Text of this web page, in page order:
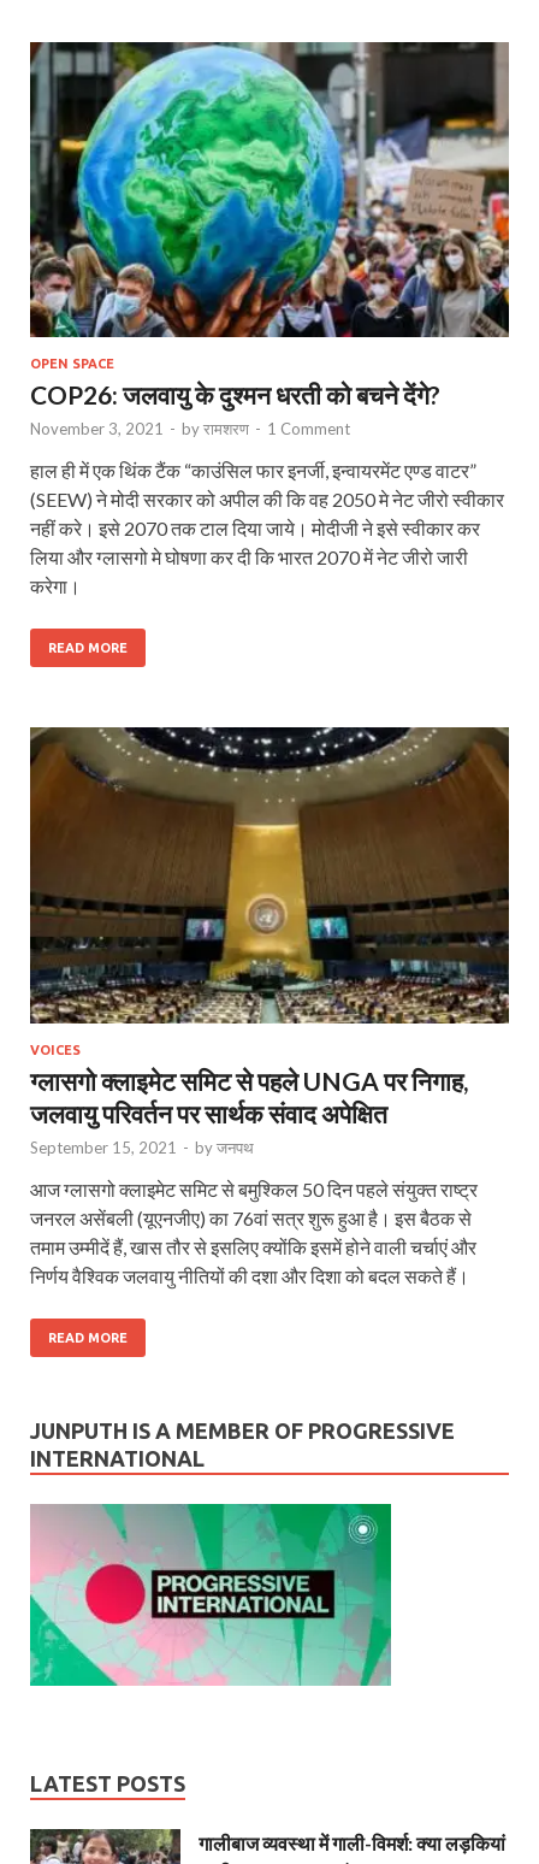
OPEN SPACE
COP26: जलवायु के दुश्मन धरती को बचने देंगे?
November 3, 2021 - byरामशरण - 1 Comment
हाल ही में एक थिंक टैंक “काउंसिल फार इनर्जी, इन्वायरमेंट एण्ड वाटर”
(SEEW) ने मोदी सरकार को अपील की कि वह 2050 मे नेट जीरो स्वीकार
नहीं करे। इसे 2070 तक टाल दिया जाये। मोदीजी ने इसे स्वीकार कर
लिया और ग्लासगो मे घोषणा कर दी कि भारत 2070 में नेट जीरो जारी
करेगा।
READ MORE
VOICES
ग्लासगो क्लाइमेट समिट से पहले UNGA पर निगाह,
जलवायु परिवर्तन पर सार्थक संवाद अपेक्षित
September 15, 2021 - byजनपथ
आज ग्लासगो क्लाइमेट समिट से बमुश्किल 50 दिन पहले संयुक्त राष्ट्र
जनरल असेंबली (यूएनजीए) का 76वां सत्र शुरू हुआ है। इस बैठक से
तमाम उम्मीदें हैं, खास तौर से इसलिए क्योंकि इसमें होने वाली चर्चाएं और
निर्णय वैश्विक जलवायु नीतियों की दशा और दिशा को बदल सकते हैं।
READ MORE
JUNPUTH IS A MEMBER OF PROGRESSIVE
INTERNATIONAL
LATEST POSTS
गालीबाज व्‍यवस्‍था में गाली-विमर्श: क्या लड़कियां